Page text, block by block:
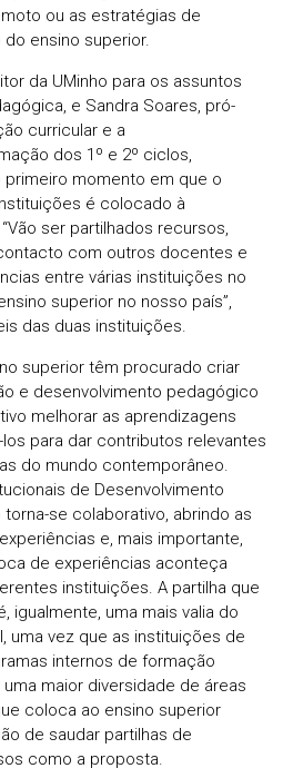
ou as estratégias de
do ensino superior.
da UMinho para os assuntos
e Sandra Soares, pró-
curricular e a
dos 1º e 2º ciclos,
momento em que o
é colocado à
ser partilhados recursos,
com outros docentes e
entre várias instituições no
superior no nosso país”,
das duas instituições.
superior têm procurado criar
e desenvolvimento pedagógico
melhorar as aprendizagens
para dar contributos relevantes
do mundo contemporâneo.
de Desenvolvimento
se colaborativo, abrindo as
e, mais importante,
de experiências aconteça
instituições. A partilha que
igualmente, uma mais valia do
uma vez que as instituições de
internos de formação
maior diversidade de áreas
coloca ao ensino superior
de saudar partilhas de
como a proposta.